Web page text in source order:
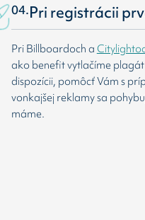
04.Pri registrácii
Pri Billboardoch a
ako benefit vytlačíme
dispozícii, pomôcť Vám s
vonkajšej reklamy sa
máme.